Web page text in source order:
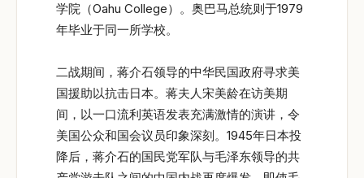
学院（Oahu College）。奥巴马总统则于1979
年毕业于同一所学校。
二战期间，蒋介石领导的中华民国政府寻求美
国援助以抗击日本。蒋夫人宋美龄在访美期
间，以一口流利英语发表充满激情的演讲，令
美国公众和国会议员印象深刻。1945年日本投
降后，蒋介石的国民党军队与毛泽东领导的共